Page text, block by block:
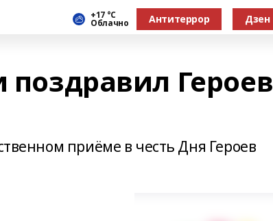
+17 °С
Облачно Антитеррор Дзен
поздравил Героев
приёме в честь Дня Героев